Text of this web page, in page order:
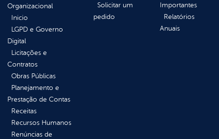
Organizacional
Inicio
LGPD e Governo
Digital
Licitações e
Contratos
Obras Públicas
Planejamento e
Prestação de Contas
Receitas
Recursos Humanos
Renúncias de
Solicitar um
pedido
Importantes
Relatórios
Anuais